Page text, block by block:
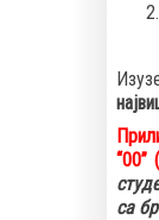
“00”
са